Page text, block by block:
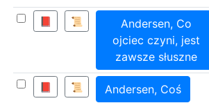
📕 📜
Andersen, Co
ojciec czyni, jest
zawsze słuszne
📕 📜 Andersen, Coś